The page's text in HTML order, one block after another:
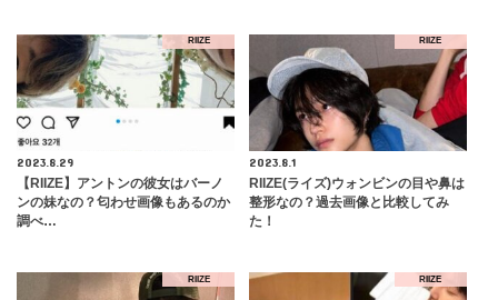
RIIZE
2023.8.29
【RIIZE】アントンの彼女はバーノ
ンの妹なの？匂わせ画像もあるのか
調べ…
RIIZE
2023.8.1
RIIZE(ライズ)ウォンビンの目や鼻は
整形なの？過去画像と比較してみ
た！
RIIZE RIIZE